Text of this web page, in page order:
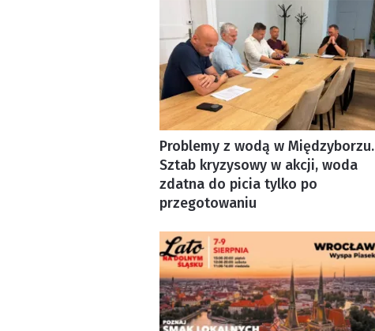
Problemy z wodą w Międzyborzu.
Sztab kryzysowy w akcji, woda
zdatna do picia tylko po
przegotowaniu